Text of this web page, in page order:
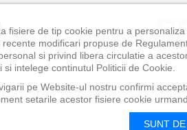
fisiere de tip cookie pentru a
recente modificari propuse de
si privind libera circulatie a
intelege continutul Politicii de Cookie.
pe Website-ul nostru confirmi
setarile acestor fisiere cookie
SUNT